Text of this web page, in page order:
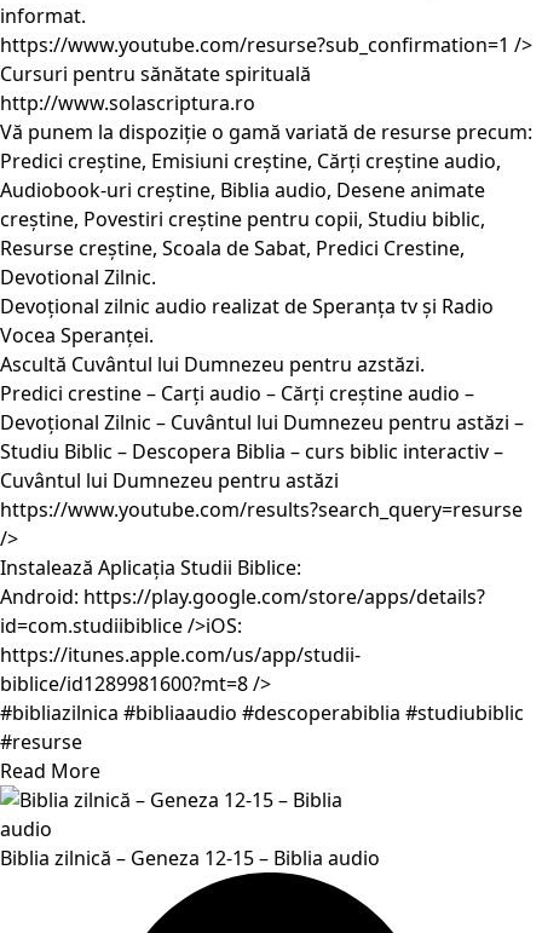
informat.
https://www.youtube.com/resurse?sub_confirmation=1 />
Cursuri pentru sănătate spirituală
http://www.solascriptura.ro
Vă punem la dispoziție o gamă variată de resurse precum:
Predici creștine, Emisiuni creștine, Cărți creștine audio,
Audiobook-uri creștine, Biblia audio, Desene animate
creștine, Povestiri creștine pentru copii, Studiu biblic,
Resurse creștine, Scoala de Sabat, Predici Crestine,
Devotional Zilnic.
Devoțional zilnic audio realizat de Speranța tv și Radio
Vocea Speranței.
Ascultă Cuvântul lui Dumnezeu pentru azstăzi.
Predici crestine – Carți audio – Cărți creștine audio –
Devoțional Zilnic – Cuvântul lui Dumnezeu pentru astăzi –
Studiu Biblic – Descopera Biblia – curs biblic interactiv –
Cuvântul lui Dumnezeu pentru astăzi
https://www.youtube.com/results?search_query=resurse
/>
Instalează Aplicația Studii Biblice:
Android: https://play.google.com/store/apps/details?
id=com.studiibiblice/>iOS:
https://itunes.apple.com/us/app/studii-
biblice/id1289981600?mt=8/>
#bibliazilnica #bibliaaudio #descoperabiblia #studiubiblic
#resurse
Read More
Biblia zilnică – Geneza 12-15 – Biblia audio